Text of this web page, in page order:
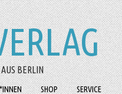
BERLIN
SHOP SERVICE